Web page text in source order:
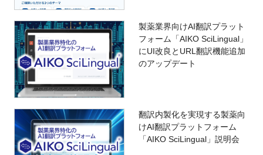
製薬業界向けAI翻訳プラット
フォーム「AIKO SciLingual」
にUI改良とURL翻訳機能追加
のアップデート
翻訳内製化を実現する製薬向
けAI翻訳プラットフォーム
「AIKO SciLingual」説明会